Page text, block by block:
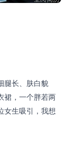
长、肤白貌
裙，一个胖若两
女生吸引，我想